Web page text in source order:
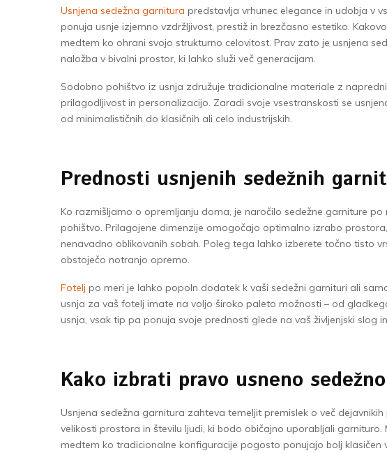
Usnjena sedežna garnitura predstavlja vrhunec elegance in udobja v
ponuja usnje izjemno vzdržljivost, prestiž in brezčasno estetiko.
medtem ko ohrani svojo strukturno celovitost. Prav zato je usnjena
naložba v bivalni prostor, ki lahko služi več generacijam.
Sodobno pohištvo iz usnja združuje tradicionalne materiale z
prilagodljivost in personalizacijo. Zaradi svoje vsestranskosti se
od minimalističnih do klasičnih ali celo industrijskih.
Prednosti usnjenih sedežnih
Ko razmišljamo o opremljanju doma, je naročilo sedežne garniture
pohištvo. Prilagojene dimenzije omogočajo optimalno izrabo
nenavadno oblikovanih sobah. Poleg tega lahko izberete točno tisto
obstoječo notranjo opremo.
Fotelj po meri je lahko popoln dodatek k vaši sedežni garnituri ali
usnja za vaš fotelj imate na voljo široko paleto možnosti – od
usnja, vsak tip pa ponuja svoje prednosti glede na vaš življenjski slog
Kako izbrati pravo usneno
Usnjena sedežna garnitura zahteva temeljit premislek o več
velikosti prostora in številu ljudi, ki bodo običajno uporabljali
medtem ko tradicionalne konfiguracije pogosto ponujajo bolj klasičen